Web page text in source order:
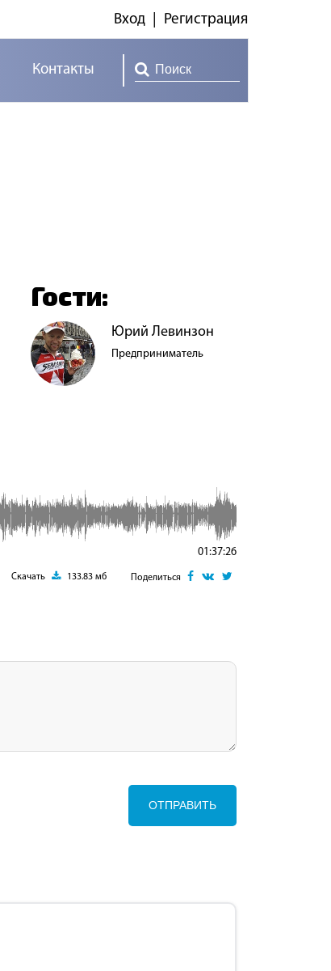
Контакты
Вход Регистрация
Гости:
Юрий Левинзон
Предприниматель
01:37:26
Скачать 133.83 мб Поделиться
ОТПРАВИТЬ